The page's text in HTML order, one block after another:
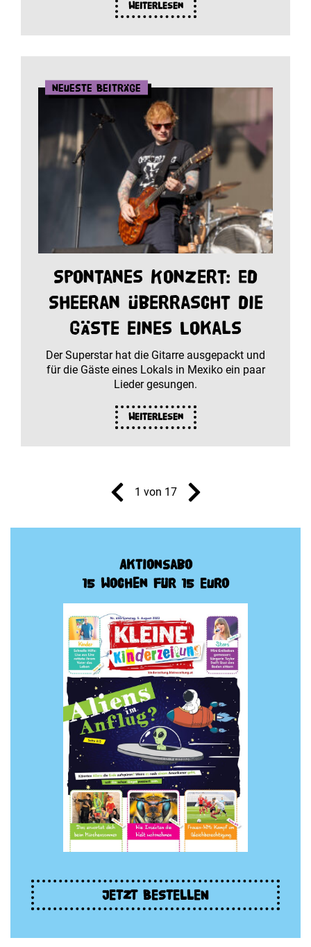
Weiterlesen
Neueste Beiträge
Spontanes Konzert: Ed
Sheeran überrascht die
Gäste eines Lokals
Der Superstar hat die Gitarre ausgepackt und
für die Gäste eines Lokals in Mexiko ein paar
Lieder gesungen.
Weiterlesen
1 von 17
Aktionsabo
15 Wochen für 15 Euro
JETZT BESTELLEN